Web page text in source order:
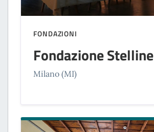
FONDAZIONI
Fondazione Stelline
Milano (MI)